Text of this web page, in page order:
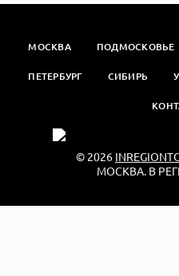
МОСКВА ПОДМОСКОВЬЕ
ПЕТЕРБУРГ СИБИРЬ
© 2026
МОСКВА. В